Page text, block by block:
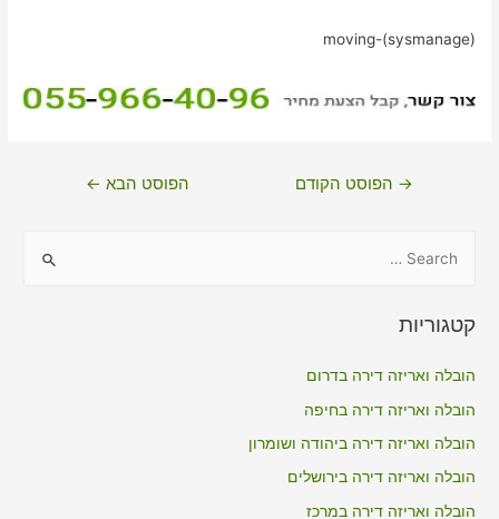
moving-(sysmanage)
ניווט→ הפוסט הקודם הפוסט הבא ←
r
o
r
:
קטגוריות
הובלה ואריזה דירה בדרום
הובלה ואריזה דירה בחיפה
הובלה ואריזה דירה ביהודה ושומרון
הובלה ואריזה דירה בירושלים
הובלה ואריזה דירה במרכז